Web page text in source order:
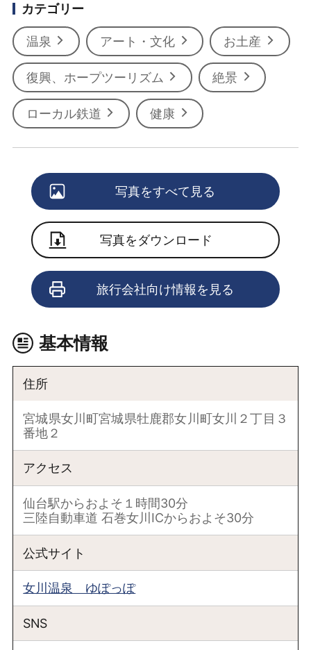
カテゴリー
温泉 アート・文化 お土産
復興、ホープツーリズム 絶景
ローカル鉄道 健康
写真をすべて見る
写真をダウンロード
旅行会社向け情報を見る
基本情報
住所
宮城県女川町宮城県牡鹿郡女川町女川２丁目３
番地２
アクセス
仙台駅からおよそ１時間30分
三陸自動車道 石巻女川ICからおよそ30分
公式サイト
女川温泉 ゆぽっぽ
SNS